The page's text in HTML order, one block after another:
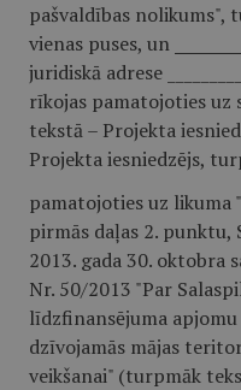
pašvaldības nolikums",
vienas puses, un
juridiskā adrese
rīkojas pamatojoties
tekstā – Projekta
Projekta iesniedzējs,
pamatojoties uz likuma
pirmās daļas 2. punktu,
2013. gada 30. oktobra
Nr. 50/2013 "Par
līdzfinansējuma
dzīvojamās mājas
veikšanai" (turpmāk